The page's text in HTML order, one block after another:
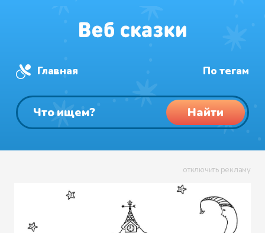
Главная По тегам
Найти
отключить рекламу